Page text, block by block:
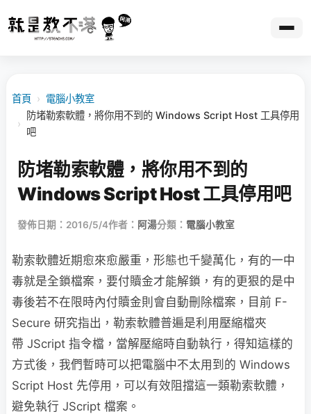
首頁 › 電腦小教室
›
防堵勒索軟體，將你用不到的 Windows Script Host 工具停用
吧
防堵勒索軟體，將你用不到的
Windows Script Host 工具停用吧
發佈日期：2016/5/4作者： 阿湯分類： 電腦小教室
勒索軟體近期愈來愈嚴重，形態也千變萬化，有的一中
毒就是全鎖檔案，要付贖金才能解鎖，有的更狠的是中
毒後若不在限時內付贖金則會自動刪除檔案，目前 F-
Secure 研究指出，勒索軟體普遍是利用壓縮檔夾
帶 JScript 指令檔，當解壓縮時自動執行，得知這樣的
方式後，我們暫時可以把電腦中不太用到的 Windows
Script Host 先停用，可以有效阻擋這一類勒索軟體，
避免執行 JScript 檔案。